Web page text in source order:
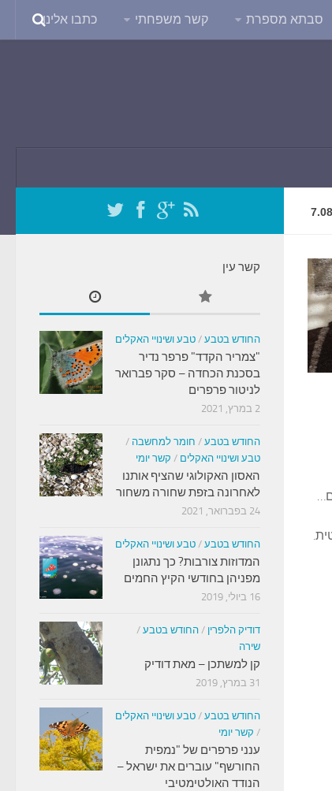
סבתא מספרת קשר משפחתי כתבו אלינו
קשר עין
החודש בטבע / טבע ושינויי האקלים
"צמריר הקדד" פרפר נדיר
בסכנת הכחדה – סקר פברואר
לניטור פרפרים
2 במרץ, 2021
החודש בטבע / חומר למחשבה /
טבע ושינויי האקלים / קשר יומי
האסון האקולוגי שהציף אותנו
לאחרונה בזפת שחורה משחור
24 בפברואר, 2021
החודש בטבע / טבע ושינויי האקלים
המדוזות צורבות? כך נתגונן
מפניהן בחודשי הקיץ החמים
16 ביולי, 2019
דודיק הלפרין / החודש בטבע /
שירה
קן למשתכן – מאת דודיק
31 במרץ, 2019
החודש בטבע / טבע ושינויי האקלים
/ קשר יומי
ענני פרפרים של "נמפית
החורשף" עוברים את ישראל –
הנודד האולטימטיבי